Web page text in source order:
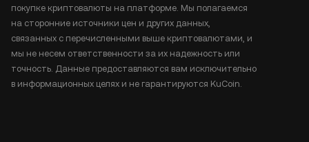
покупке криптовалюты на платформе. Мы полагаемся
на сторонние источники цен и других данных,
связанных с перечисленными выше криптовалютами, и
мы не несем ответственности за их надежность или
точность. Данные предоставляются вам исключительно
в информационных целях и не гарантируются KuCoin.